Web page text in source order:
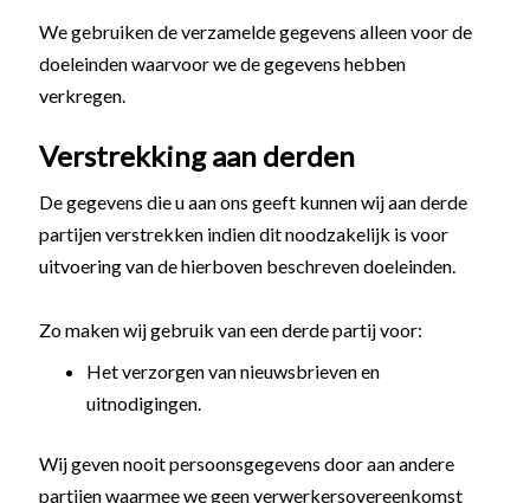
We gebruiken de verzamelde gegevens alleen voor de
doeleinden waarvoor we de gegevens hebben
verkregen.
Verstrekking aan derden
De gegevens die u aan ons geeft kunnen wij aan derde
partijen verstrekken indien dit noodzakelijk is voor
uitvoering van de hierboven beschreven doeleinden.
Zo maken wij gebruik van een derde partij voor:
Het verzorgen van nieuwsbrieven en
uitnodigingen.
Wij geven nooit persoonsgegevens door aan andere
partijen waarmee we geen verwerkersovereenkomst